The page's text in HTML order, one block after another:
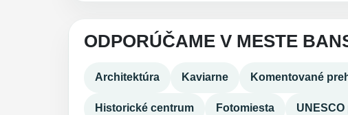
ODPORÚČAME V MESTE
Architektúra Kaviarne Komentované
Historické centrum Fotomiesta